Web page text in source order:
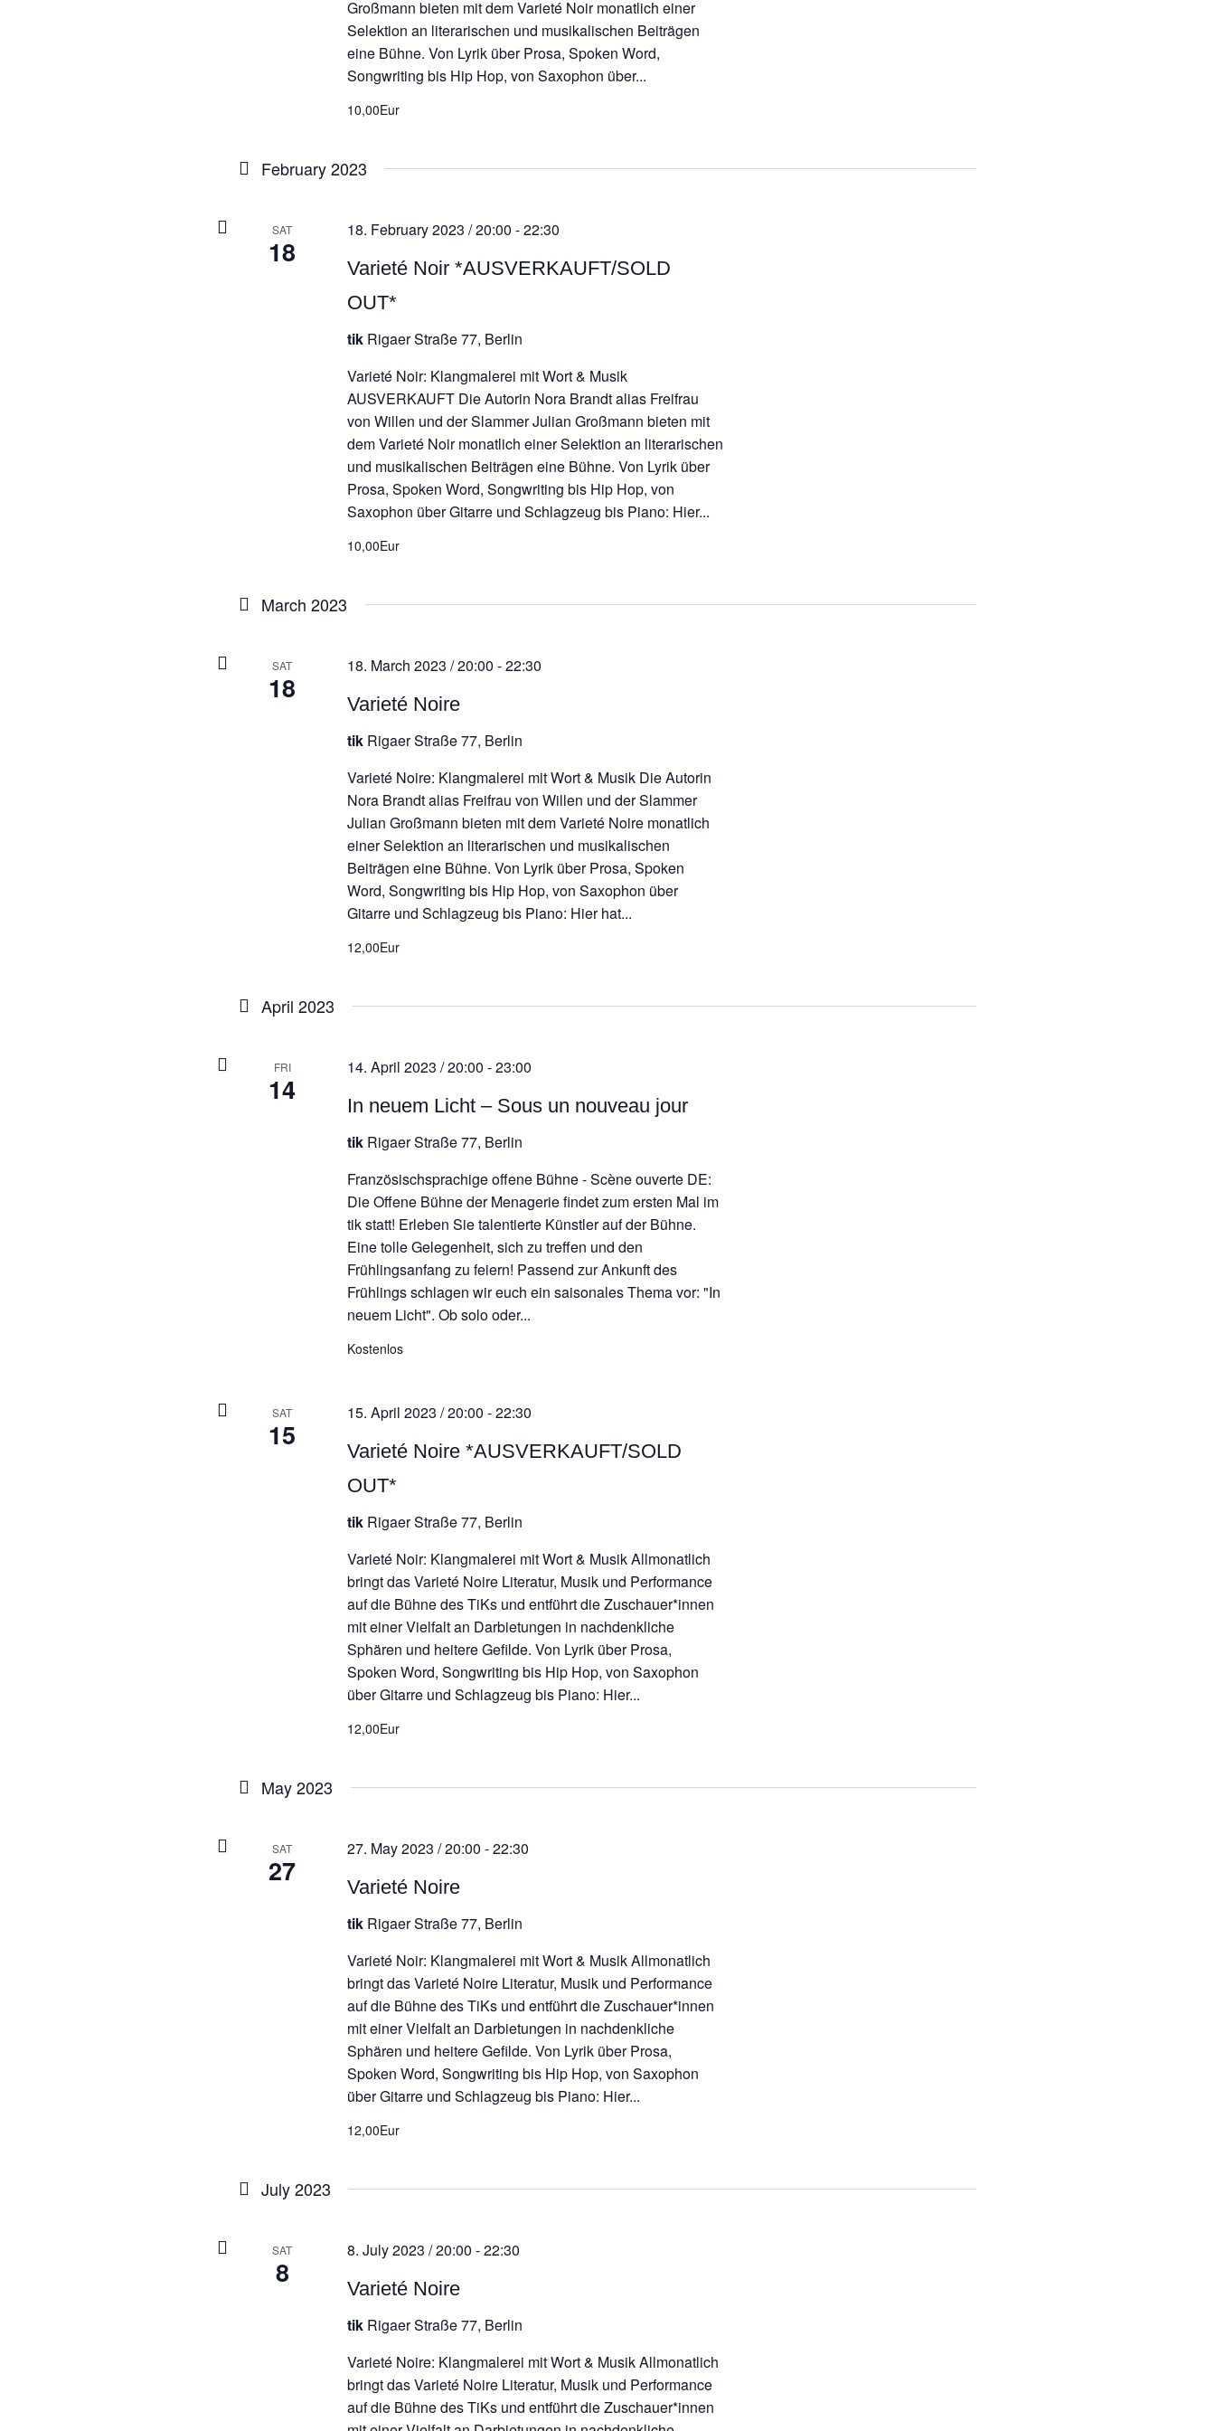
Großmann bieten mit dem Varieté Noir monatlich einer
Selektion an literarischen und musikalischen Beiträgen
eine Bühne. Von Lyrik über Prosa, Spoken Word,
Songwriting bis Hip Hop, von Saxophon über...
10,00Eur
February 2023
SAT
18
Varieté Noir *AUSVERKAUFT/SOLD
OUT*
18. February 2023 / 20:00 -22:30
tik Rigaer Straße 77, Berlin
Varieté Noir: Klangmalerei mit Wort & Musik
AUSVERKAUFT Die Autorin Nora Brandt alias Freifrau
von Willen und der Slammer Julian Großmann bieten mit
dem Varieté Noir monatlich einer Selektion an literarischen
und musikalischen Beiträgen eine Bühne. Von Lyrik über
Prosa, Spoken Word, Songwriting bis Hip Hop, von
Saxophon über Gitarre und Schlagzeug bis Piano: Hier...
10,00Eur
March 2023
SAT
18 Varieté Noire
18. March 2023 / 20:00 -22:30
tik Rigaer Straße 77, Berlin
Varieté Noire: Klangmalerei mit Wort & Musik Die Autorin
Nora Brandt alias Freifrau von Willen und der Slammer
Julian Großmann bieten mit dem Varieté Noire monatlich
einer Selektion an literarischen und musikalischen
Beiträgen eine Bühne. Von Lyrik über Prosa, Spoken
Word, Songwriting bis Hip Hop, von Saxophon über
Gitarre und Schlagzeug bis Piano: Hier hat...
12,00Eur
April 2023
FRI
14 In neuem Licht – Sous un nouveau jour
14. April 2023 / 20:00 -23:00
tik Rigaer Straße 77, Berlin
Französischsprachige offene Bühne - Scène ouverte DE:
Die Offene Bühne der Menagerie findet zum ersten Mal im
tik statt! Erleben Sie talentierte Künstler auf der Bühne.
Eine tolle Gelegenheit, sich zu treffen und den
Frühlingsanfang zu feiern! Passend zur Ankunft des
Frühlings schlagen wir euch ein saisonales Thema vor: "In
neuem Licht". Ob solo oder...
Kostenlos
SAT
15
Varieté Noire *AUSVERKAUFT/SOLD
OUT*
15. April 2023 / 20:00 -22:30
tik Rigaer Straße 77, Berlin
Varieté Noir: Klangmalerei mit Wort & Musik Allmonatlich
bringt das Varieté Noire Literatur, Musik und Performance
auf die Bühne des TiKs und entführt die Zuschauer*innen
mit einer Vielfalt an Darbietungen in nachdenkliche
Sphären und heitere Gefilde. Von Lyrik über Prosa,
Spoken Word, Songwriting bis Hip Hop, von Saxophon
über Gitarre und Schlagzeug bis Piano: Hier...
12,00Eur
May 2023
SAT
27 Varieté Noire
27. May 2023 / 20:00 -22:30
tik Rigaer Straße 77, Berlin
Varieté Noir: Klangmalerei mit Wort & Musik Allmonatlich
bringt das Varieté Noire Literatur, Musik und Performance
auf die Bühne des TiKs und entführt die Zuschauer*innen
mit einer Vielfalt an Darbietungen in nachdenkliche
Sphären und heitere Gefilde. Von Lyrik über Prosa,
Spoken Word, Songwriting bis Hip Hop, von Saxophon
über Gitarre und Schlagzeug bis Piano: Hier...
12,00Eur
July 2023
SAT
8 Varieté Noire
8. July 2023 / 20:00 -22:30
tik Rigaer Straße 77, Berlin
Varieté Noire: Klangmalerei mit Wort & Musik Allmonatlich
bringt das Varieté Noire Literatur, Musik und Performance
auf die Bühne des TiKs und entführt die Zuschauer*innen